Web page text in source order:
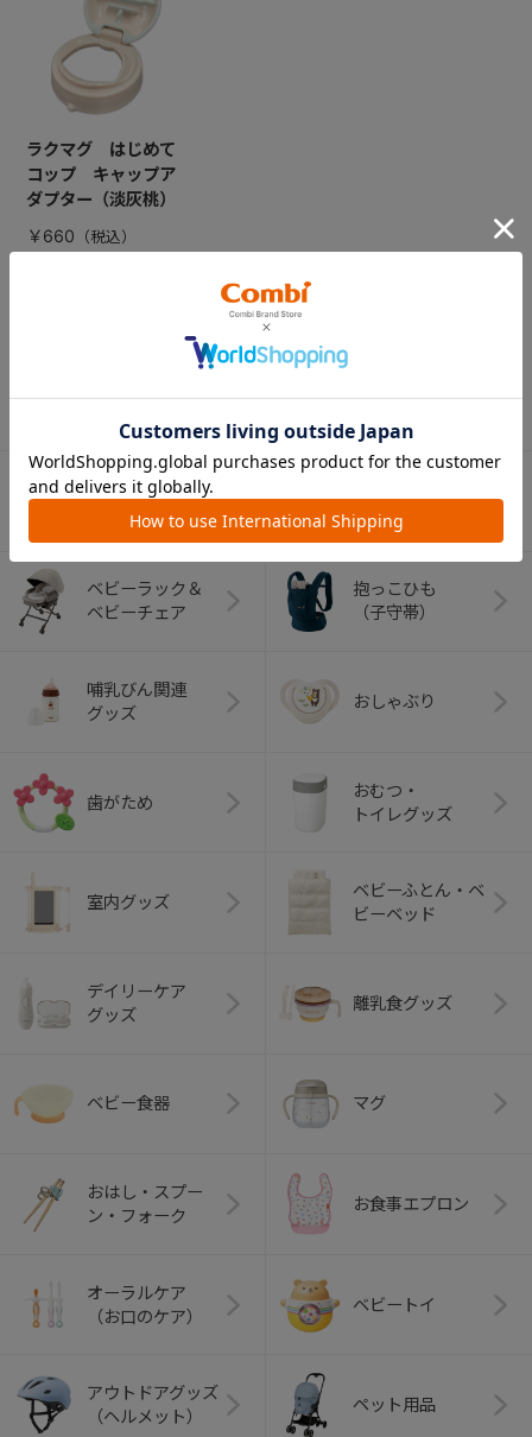
ラクマグ はじめて
コップ キャップア
ダプター（淡灰桃）
￥660
CATEGORY
（コンビ）
ベビーカー チャイルドシート
ベビーラック＆
ベビーチェア
抱っこひも
（子守帯）
哺乳びん関連
グッズ
おしゃぶり
歯がため
おむつ・
トイレグッズ
室内グッズ
ベビーふとん・ベ
ビーベッド
デイリーケア
グッズ
離乳食グッズ
ベビー食器 マグ
おはし・スプー
ン・フォーク
お食事エプロン
オーラルケア
（お口のケア）
ベビートイ
アウトドアグッズ
（ヘルメット）
ペット用品